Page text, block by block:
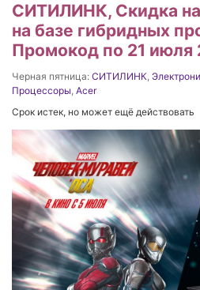
СИТИЛИНК, Cкидка
на базе гибридных
Промокод по 21 июля
Черная пятница: СИТИЛИНК,
Процессоры, Acer
Срок истек, но может ещё действовать